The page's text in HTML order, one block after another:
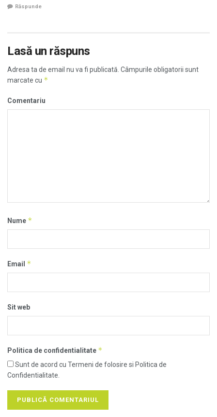
Răspunde
Lasă un răspuns
Adresa ta de email nu va fi publicată. Câmpurile obligatorii sunt
marcate cu *
Comentariu
Nume *
Email *
Sit web
Politica de confidentialitate *
Sunt de acord cu Termeni de folosire si Politica de
Confidentialitate.